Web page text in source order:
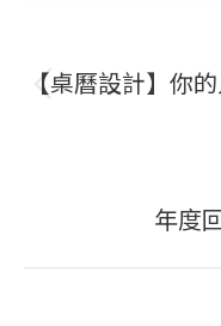
【桌曆設計】你
年度